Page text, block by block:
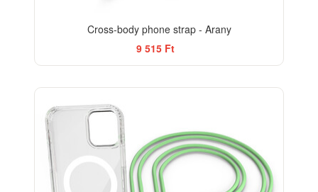
Cross-body phone strap - Arany
9 515 Ft